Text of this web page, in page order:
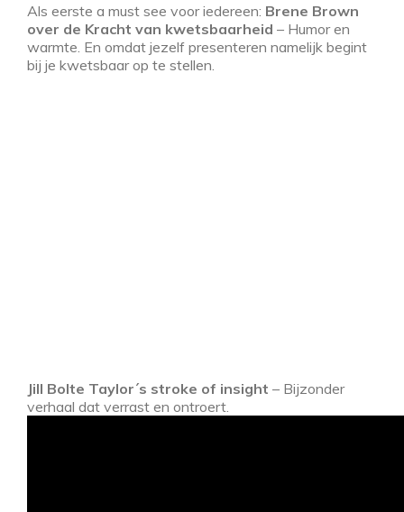
Als eerste a must see voor iedereen: Brene Brown
over de Kracht van kwetsbaarheid – Humor en
warmte. En omdat jezelf presenteren namelijk begint
bij je kwetsbaar op te stellen.
Jill Bolte Taylor´s stroke of insight – Bijzonder
verhaal dat verrast en ontroert.